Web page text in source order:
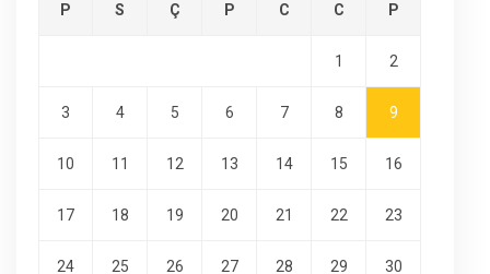
P S Ç P C C P
1 2
3 4 5 6 7 8 9
10 11 12 13 14 15 16
17 18 19 20 21 22 23
24 25 26 27 28 29 30